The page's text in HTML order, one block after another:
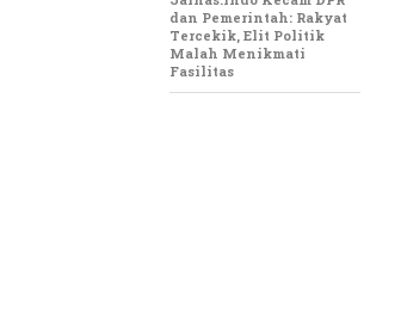
dan Pemerintah: Rakyat
Tercekik, Elit Politik
Malah Menikmati
Fasilitas